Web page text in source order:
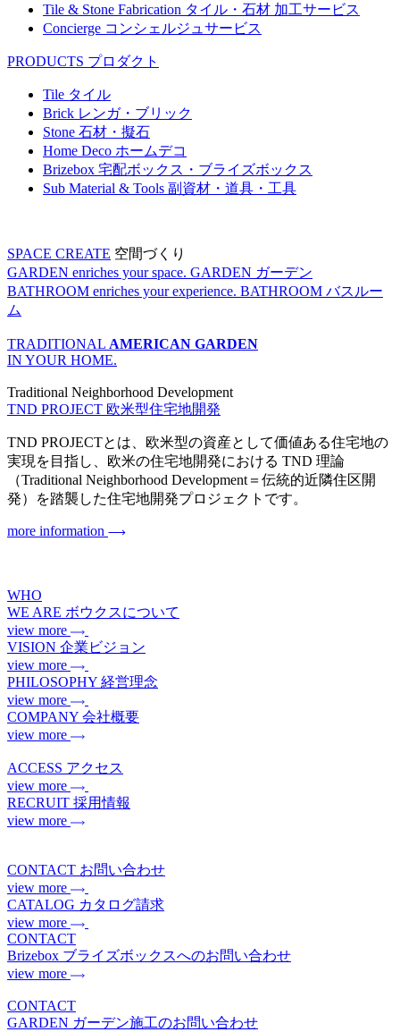
Tile & Stone Fabrication タイル・石材 加工サービス
Concierge コンシェルジュサービス
PRODUCTS プロダクト
Tile タイル
Brick レンガ・ブリック
Stone 石材・擬石
Home Deco ホームデコ
Brizebox 宅配ボックス・ブライズボックス
Sub Material & Tools 副資材・道具・工具
SPACE CREATE 空間づくり
GARDEN enriches your space. GARDEN ガーデン
BATHROOM enriches your experience. BATHROOM バスルー
ム
TRADITIONAL AMERICAN GARDEN
IN YOUR HOME.
Traditional Neighborhood Development
TND PROJECT 欧米型住宅地開発
TND PROJECTとは、欧米型の資産として価値ある住宅地の
実現を目指し、欧米の住宅地開発における TND 理論
（Traditional Neighborhood Development＝伝統的近隣住区開
発）を踏襲した住宅地開発プロジェクトです。
more information
WHO
WE ARE ボウクスについて
view more
VISION 企業ビジョン
view more
PHILOSOPHY 経営理念
view more
COMPANY 会社概要
view more
ACCESS アクセス
view more
RECRUIT 採用情報
view more
CONTACT お問い合わせ
view more
CATALOG カタログ請求
view more
CONTACT
Brizebox ブライズボックスへのお問い合わせ
view more
CONTACT
GARDEN ガーデン施工のお問い合わせ